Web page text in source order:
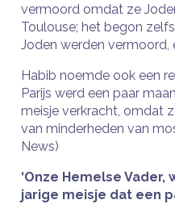
vermoord omdat ze
Toulouse; het begon
Joden werden vermoord,
Habib noemde ook een
Parijs werd een paar
meisje verkracht, omdat
van minderheden van
News)
‘Onze Hemelse
jarige meisje dat een